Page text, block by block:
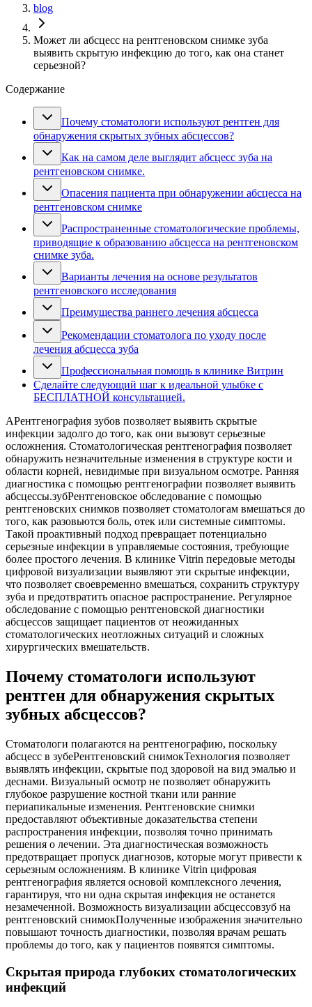
blog
Может ли абсцесс на рентгеновском снимке зуба
выявить скрытую инфекцию до того, как она станет
серьезной?
Содержание
Почему стоматологи используют рентген для
обнаружения скрытых зубных абсцессов?
Как на самом деле выглядит абсцесс зуба на
рентгеновском снимке.
Опасения пациента при обнаружении абсцесса на
рентгеновском снимке
Распространенные стоматологические проблемы,
приводящие к образованию абсцесса на рентгеновском
снимке зуба.
Варианты лечения на основе результатов
рентгеновского исследования
Преимущества раннего лечения абсцесса
Рекомендации стоматолога по уходу после
лечения абсцесса зуба
Профессиональная помощь в клинике Витрин
Сделайте следующий шаг к идеальной улыбке с
БЕСПЛАТНОЙ консультацией.
АРентгенография зубов позволяет выявить скрытые
инфекции задолго до того, как они вызовут серьезные
осложнения. Стоматологическая рентгенография позволяет
обнаружить незначительные изменения в структуре кости и
области корней, невидимые при визуальном осмотре. Ранняя
диагностика с помощью рентгенографии позволяет выявить
абсцессы.зубРентгеновское обследование с помощью
рентгеновских снимков позволяет стоматологам вмешаться до
того, как разовьются боль, отек или системные симптомы.
Такой проактивный подход превращает потенциально
серьезные инфекции в управляемые состояния, требующие
более простого лечения. В клинике Vitrin передовые методы
цифровой визуализации выявляют эти скрытые инфекции,
что позволяет своевременно вмешаться, сохранить структуру
зуба и предотвратить опасное распространение. Регулярное
обследование с помощью рентгеновской диагностики
абсцессов защищает пациентов от неожиданных
стоматологических неотложных ситуаций и сложных
хирургических вмешательств.
Почему стоматологи используют
рентген для обнаружения скрытых
зубных абсцессов?
Стоматологи полагаются на рентгенографию, поскольку
абсцесс в зубеРентгеновский снимокТехнология позволяет
выявлять инфекции, скрытые под здоровой на вид эмалью и
деснами. Визуальный осмотр не позволяет обнаружить
глубокое разрушение костной ткани или ранние
периапикальные изменения. Рентгеновские снимки
предоставляют объективные доказательства степени
распространения инфекции, позволяя точно принимать
решения о лечении. Эта диагностическая возможность
предотвращает пропуск диагнозов, которые могут привести к
серьезным осложнениям. В клинике Vitrin цифровая
рентгенография является основой комплексного лечения,
гарантируя, что ни одна скрытая инфекция не останется
незамеченной. Возможность визуализации абсцессовзуб на
рентгеновский снимокПолученные изображения значительно
повышают точность диагностики, позволяя врачам решать
проблемы до того, как у пациентов появятся симптомы.
Скрытая природа глубоких стоматологических
инфекций